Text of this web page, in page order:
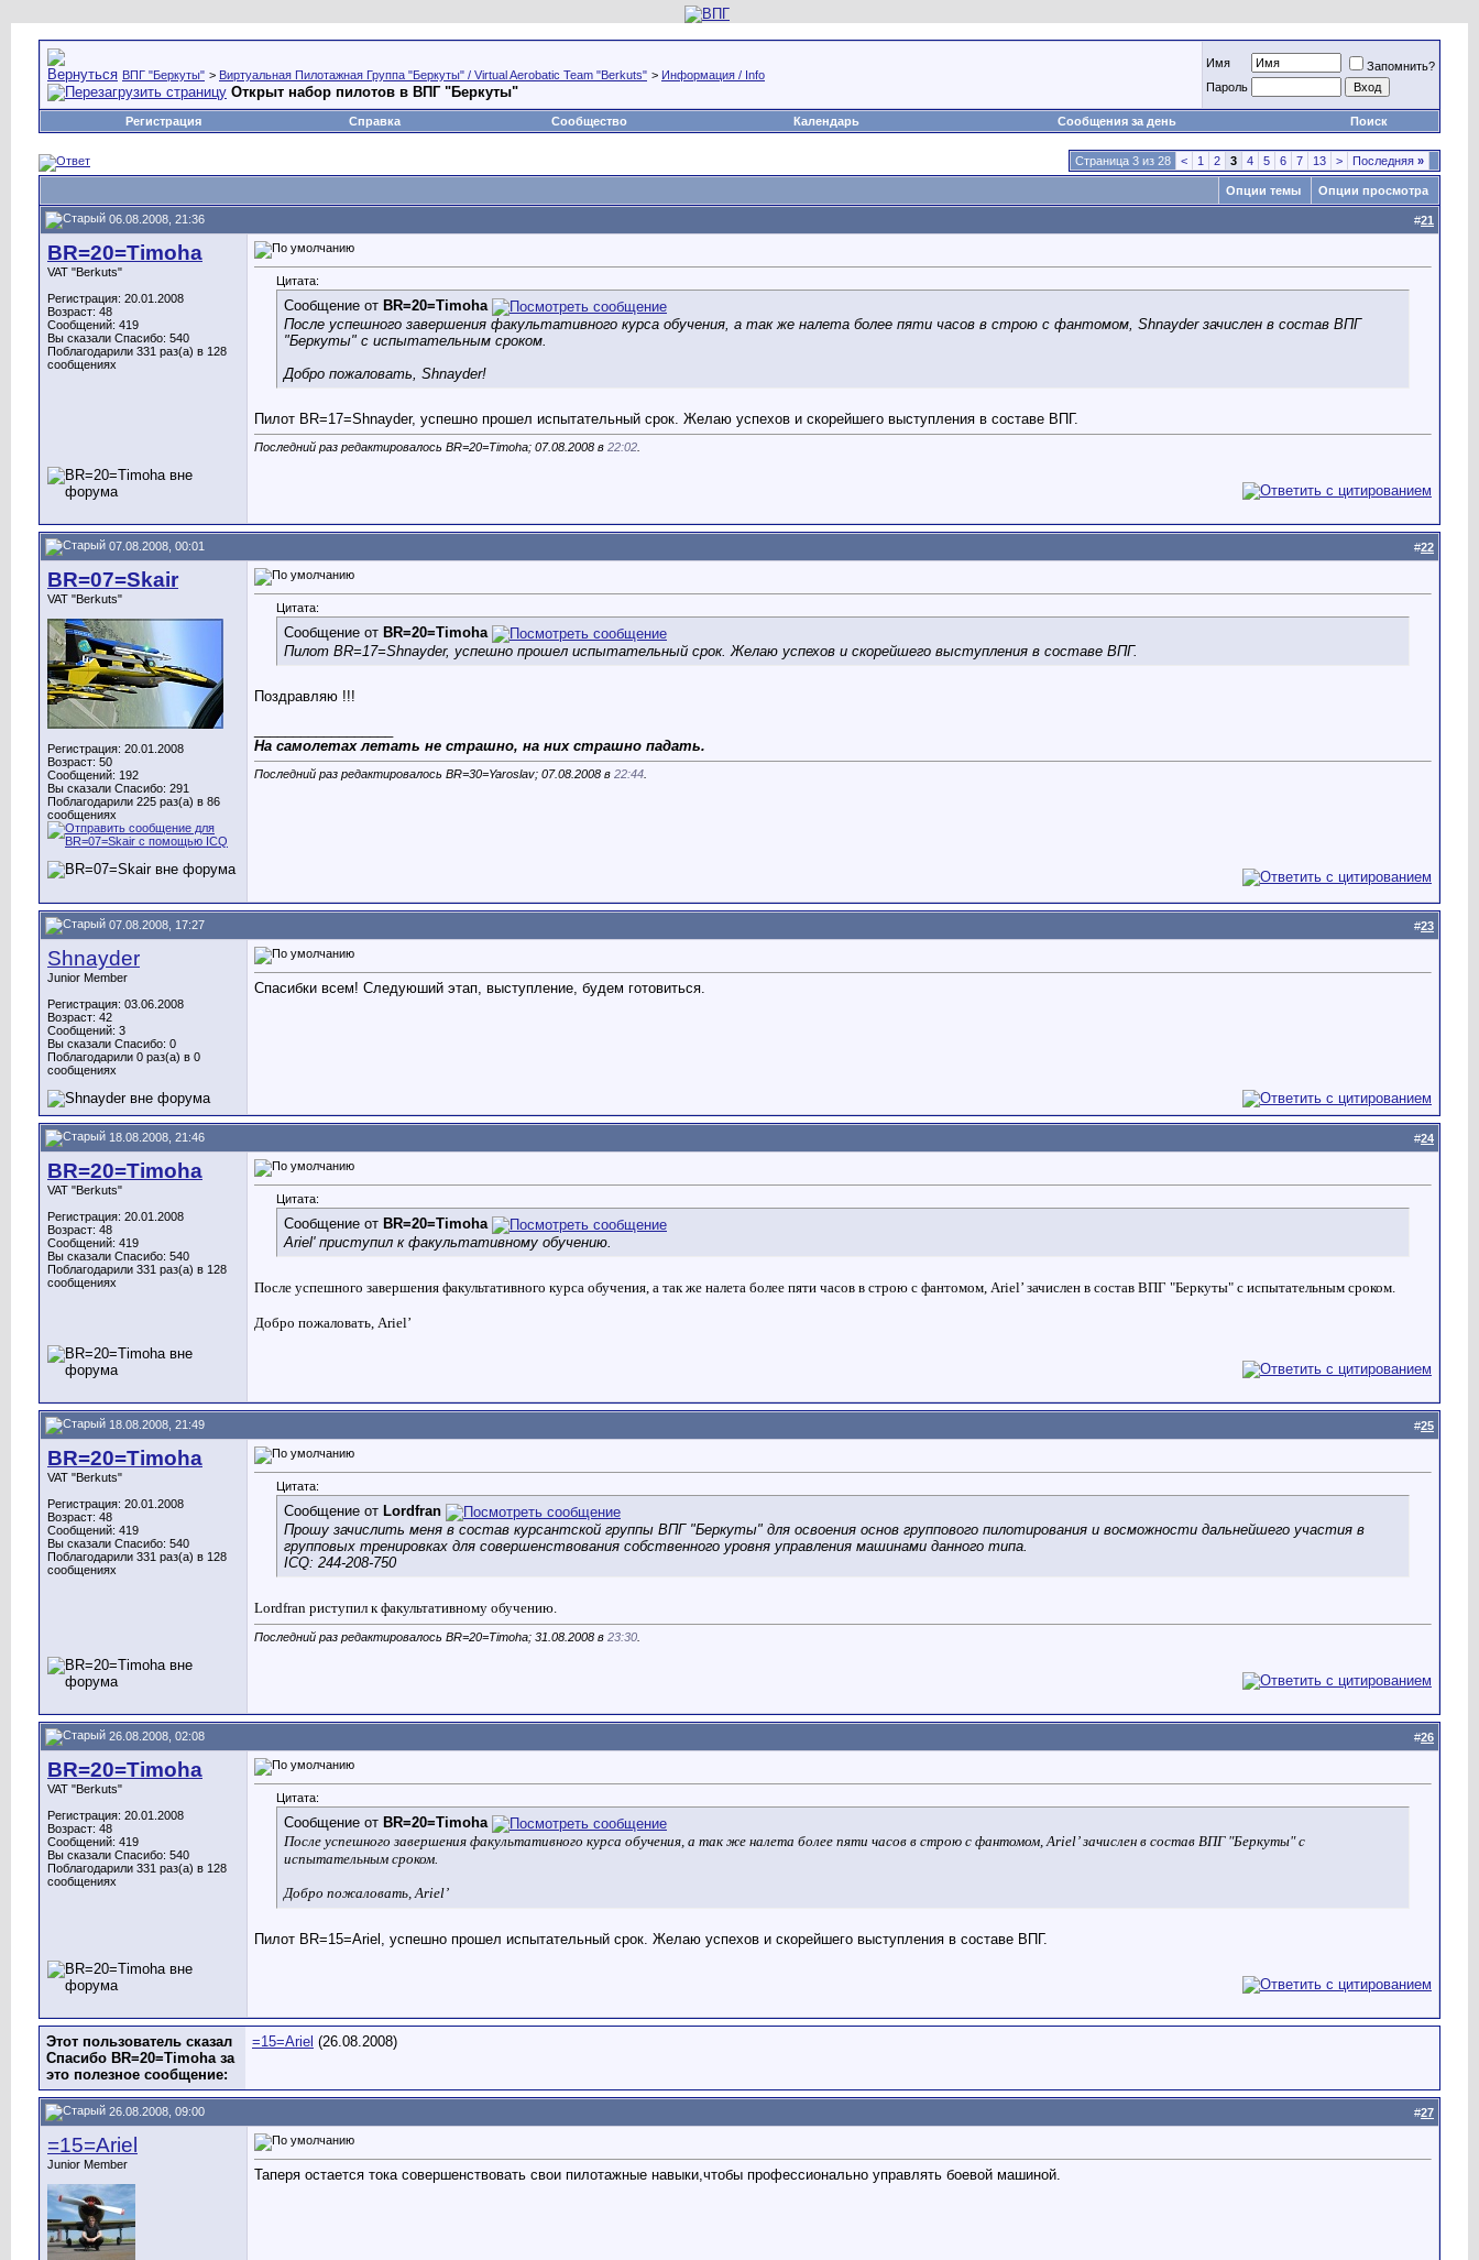
ВПГ "Беркуты" > Виртуальная Пилотажная Группа "Беркуты" / Virtual Aerobatic Team "Berkuts" > Информация / Info
Открыт набор пилотов в ВПГ "Беркуты"
Имя
Запомнить?
Пароль
Регистрация Справка Сообщество Календарь Сообщения за день Поиск
Страница 3 из 28 < 1 2 3 4 5 6 7 13 > Последняя »
Опции темы Опции просмотра
06.08.2008, 21:36 #21
BR=20=Timoha
VAT "Berkuts"
Регистрация: 20.01.2008
Возраст: 48
Сообщений: 419
Вы сказали Спасибо: 540
Поблагодарили 331 раз(а) в 128
сообщениях
Цитата:
Сообщение от BR=20=Timoha
После успешного завершения факультативного курса обучения, а так же налета более пяти часов в строю c фантомом, Shnayder зачислен в состав ВПГ
"Беркуты" с испытательным сроком.
Добро пожаловать, Shnayder!
Пилот BR=17=Shnayder, успешно прошел испытательный срок. Желаю успехов и скорейшего выступления в составе ВПГ.
Последний раз редактировалось BR=20=Timoha; 07.08.2008 в 22:02
07.08.2008, 00:01 #22
BR=07=Skair
VAT "Berkuts"
Регистрация: 20.01.2008
Возраст: 50
Сообщений: 192
Вы сказали Спасибо: 291
Поблагодарили 225 раз(а) в 86
сообщениях
Цитата:
Сообщение от BR=20=Timoha
Пилот BR=17=Shnayder, успешно прошел испытательный срок. Желаю успехов и скорейшего выступления в составе ВПГ.
Поздравляю !!!
На самолетах летать не страшно, на них страшно падать.
Последний раз редактировалось BR=30=Yaroslav; 07.08.2008 в 22:44
07.08.2008, 17:27 #23
Shnayder
Junior Member
Регистрация: 03.06.2008
Возраст: 42
Сообщений: 3
Вы сказали Спасибо: 0
Поблагодарили 0 раз(а) в 0
сообщениях
Спасибки всем! Следуюший этап, выступление, будем готовиться.
18.08.2008, 21:46 #24
BR=20=Timoha
VAT "Berkuts"
Регистрация: 20.01.2008
Возраст: 48
Сообщений: 419
Вы сказали Спасибо: 540
Поблагодарили 331 раз(а) в 128
сообщениях
Цитата:
Сообщение от BR=20=Timoha
Ariel' приступил к факультативному обучению.
После успешного завершения факультативного курса обучения, а так же налета более пяти часов в строю c фантомом, Ariel’ зачислен в состав ВПГ "Беркуты" с испытательным сроком.
Добро пожаловать, Ariel’
18.08.2008, 21:49 #25
BR=20=Timoha
VAT "Berkuts"
Регистрация: 20.01.2008
Возраст: 48
Сообщений: 419
Вы сказали Спасибо: 540
Поблагодарили 331 раз(а) в 128
сообщениях
Цитата:
Сообщение от Lordfran
Прошу зачислить меня в состав курсантской группы ВПГ "Беркуты" для освоения основ группового пилотирования и восможности дальнейшего участия в
групповых тренировках для совершенствования собственного уровня управления машинами данного типа.
ICQ: 244-208-750
Lordfran риступил к факультативному обучению.
Последний раз редактировалось BR=20=Timoha; 31.08.2008 в 23:30
26.08.2008, 02:08 #26
BR=20=Timoha
VAT "Berkuts"
Регистрация: 20.01.2008
Возраст: 48
Сообщений: 419
Вы сказали Спасибо: 540
Поблагодарили 331 раз(а) в 128
сообщениях
Цитата:
Сообщение от BR=20=Timoha
После успешного завершения факультативного курса обучения, а так же налета более пяти часов в строю c фантомом, Ariel’ зачислен в состав ВПГ "Беркуты" с
испытательным сроком.
Добро пожаловать, Ariel’
Пилот BR=15=Ariel, успешно прошел испытательный срок. Желаю успехов и скорейшего выступления в составе ВПГ.
Этот пользователь сказал
Спасибо BR=20=Timoha за
это полезное сообщение:
=15=Ariel (26.08.2008)
26.08.2008, 09:00 #27
=15=Ariel
Junior Member
Таперя остается тока совершенствовать свои пилотажные навыки,чтобы профессионально управлять боевой машиной.